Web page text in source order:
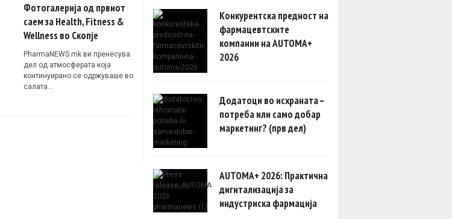
Фотогалерија од првиот
саем за Health, Fitness &
Wellness во Скопје
PharmaNEWS.mk ви пренесува
дел од атмосферата која
континуирано се одржуваше во
салата…
Конкурентска предност на
фармацевтските
компании на AUTOMA+
2026
Додатоци во исхраната –
потреба или само добар
маркетинг? (прв дел)
AUTOMA+ 2026: Практична
дигитализација за
индустриска фармација